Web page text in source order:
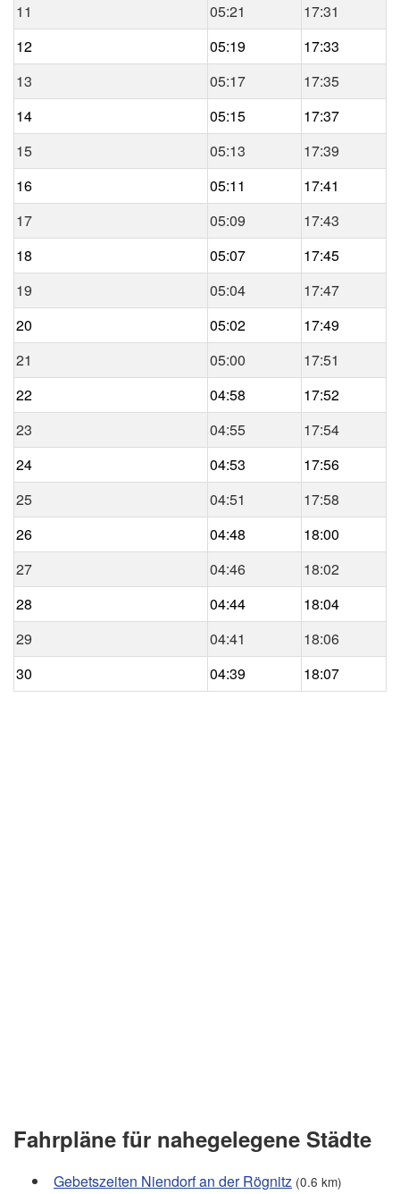
11
05:21
17:31
12
05:19
17:33
13
05:17
17:35
14
05:15
17:37
15
05:13
17:39
16
05:11
17:41
17
05:09
17:43
18
05:07
17:45
19
05:04
17:47
20
05:02
17:49
21
05:00
17:51
22
04:58
17:52
23
04:55
17:54
24
04:53
17:56
25
04:51
17:58
26
04:48
18:00
27
04:46
18:02
28
04:44
18:04
29
04:41
18:06
30
04:39 18:07
Fahrpläne für nahegelegene Städte
Gebetszeiten Niendorf an der Rögnitz (0.6 km)